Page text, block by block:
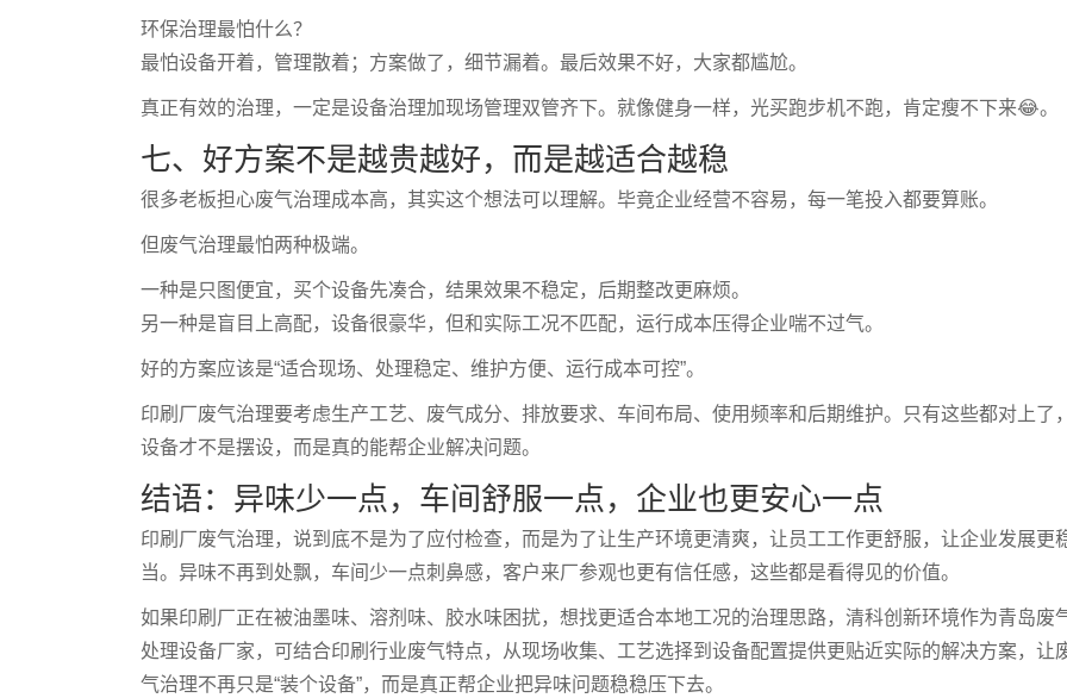
环保治理最怕什么？
最怕设备开着，管理散着；方案做了，细节漏着。最后效果不好，大家都尴尬。
真正有效的治理，一定是设备治理加现场管理双管齐下。就像健身一样，光买跑步机不跑，肯定瘦不下来😂。
七、好方案不是越贵越好，而是越适合越稳
很多老板担心废气治理成本高，其实这个想法可以理解。毕竟企业经营不容易，每一笔投入都要算账。
但废气治理最怕两种极端。
一种是只图便宜，买个设备先凑合，结果效果不稳定，后期整改更麻烦。
另一种是盲目上高配，设备很豪华，但和实际工况不匹配，运行成本压得企业喘不过气。
好的方案应该是“适合现场、处理稳定、维护方便、运行成本可控”。
印刷厂废气治理要考虑生产工艺、废气成分、排放要求、车间布局、使用频率和后期维护。只有这些都对上了
设备才不是摆设，而是真的能帮企业解决问题。
结语：异味少一点，车间舒服一点，企业也更安心一点
印刷厂废气治理，说到底不是为了应付检查，而是为了让生产环境更清爽，让员工工作更舒服，让企业发展更
当。异味不再到处飘，车间少一点刺鼻感，客户来厂参观也更有信任感，这些都是看得见的价值。
如果印刷厂正在被油墨味、溶剂味、胶水味困扰，想找更适合本地工况的治理思路，清科创新环境作为青岛废
处理设备厂家，可结合印刷行业废气特点，从现场收集、工艺选择到设备配置提供更贴近实际的解决方案，让
气治理不再只是“装个设备”，而是真正帮企业把异味问题稳稳压下去。